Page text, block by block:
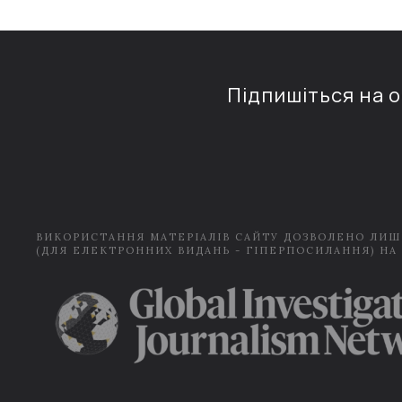
Підпишіться на
ВИКОРИСТАННЯ МАТЕРІАЛІВ САЙТУ ДОЗВОЛЕНО
(ДЛЯ ЕЛЕКТРОННИХ ВИДАНЬ - ГІПЕРПОСИЛАННЯ) НА